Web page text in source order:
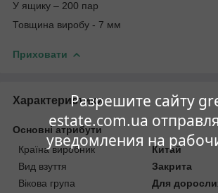
Разрешите сайту
estate.com.ua
уведомления на
У ящику – 200 пар
Товщина виробу - 7 мм
Приховати
Характеристики
Основні атрибути
Країна виробник
Китай
Вид взуття
Закрита
Вікова група
Для